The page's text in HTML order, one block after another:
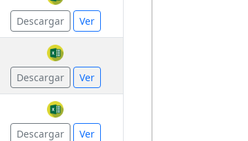
Descargar Ver
Descargar Ver
Descargar Ver